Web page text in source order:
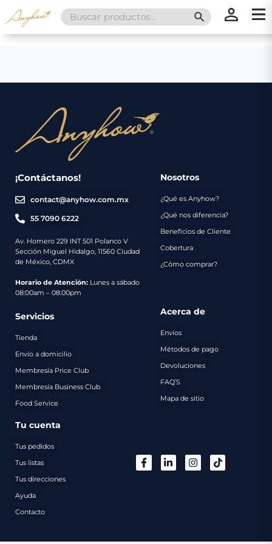
Search
for:
SEARCH
¡Contáctanos!
contact@anyhow.com.mx
55 7090 6222
Av. Homero 229 INT 501 Polanco V
Sección Miguel Hidalgo, 11560 Ciudad
de México, CDMX
Horario de Atención: Lunes a sábado
08:00am – 08:00pm
Nosotros
¿Qué es Anyhow?
¿Qué nos diferencia?
Beneficios de Cliente
Cobertura
¿Cómo comprar?
Servicios
Tienda
Envío a domicilio
Membresía Price Club
Membresía Business Club
Food Service
Acerca de
Envíos
Métodos de pago
Devoluciones
FAQ’S
Mapa de sitio
Tu cuenta
Tus pedidos
Tus listas
Tus direcciones
Ayuda
Contacto
Nosotros
Servicios
Envíos
Métodos
de
Catálogo
Regalos
Contacto